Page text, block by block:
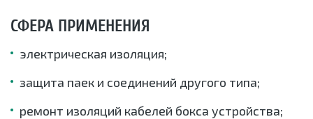
СФЕРА ПРИМЕНЕНИЯ
электрическая изоляция;
защита паек и соединений другого типа;
ремонт изоляций кабелей бокса устройства;